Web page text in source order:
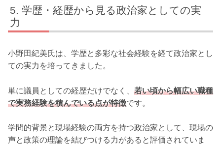
学歴・経歴から見る政治家としての実
力
小野田紀美氏は、学歴と多彩な社会経験を経て政治家とし
ての実力を培ってきました。
単に議員としての経歴だけでなく、 若い頃から幅広い職種
で実務経験を積んでいる点が特徴です。
学問的背景と現場経験の両方を持つ政治家として、現場の
声と政策の理論を結びつける力があると評価されていま